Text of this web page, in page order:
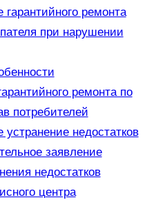
ремонта
при нарушении
ремонта по
потребителей
недостатков
заявление
недостатков
центра